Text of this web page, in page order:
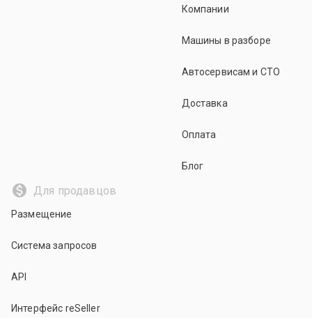
Компании
Машины в разборе
Автосервисам и СТО
Доставка
Оплата
Блог
Для продавцов
Размещение
Система запросов
API
Интерфейс reSeller